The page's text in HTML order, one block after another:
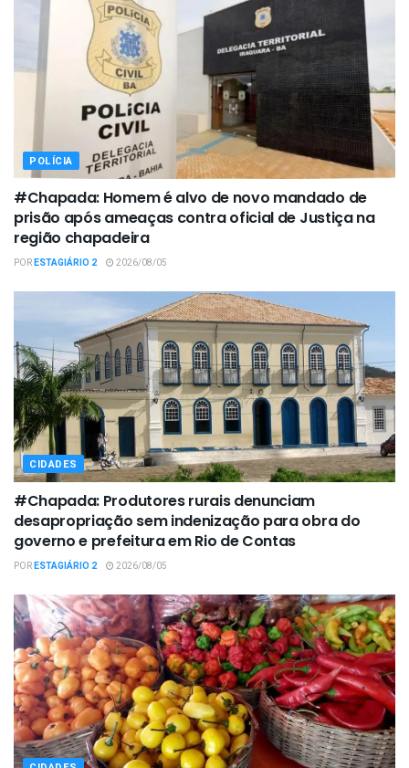
POLÍCIA
#Chapada: Homem é alvo de novo mandado de
prisão após ameaças contra oficial de Justiça na
região chapadeira
PORESTAGIÁRIO 2 2026/08/05
CIDADES
#Chapada: Produtores rurais denunciam
desapropriação sem indenização para obra do
governo e prefeitura em Rio de Contas
PORESTAGIÁRIO 2 2026/08/05